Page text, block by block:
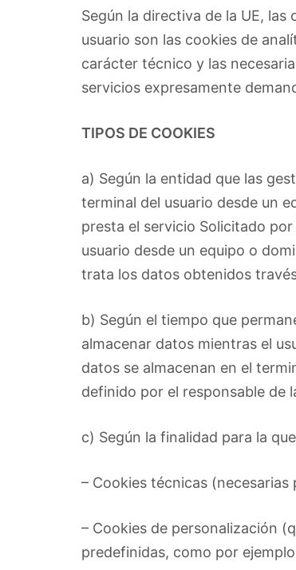
Según la directiva de la UE,
usuario son las cookies de
carácter técnico y las
servicios expresamente
TIPOS DE COOKIES
a) Según la entidad que las
terminal del usuario desde un
presta el servicio Solicitado
usuario desde un equipo o
trata los datos obtenidos
b) Según el tiempo que
almacenar datos mientras el
datos se almacenan en el
definido por el responsable de
c) Según la finalidad para la
– Cookies técnicas
– Cookies de personalización
predefinidas, como por